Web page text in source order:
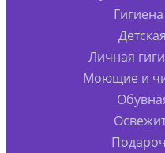
Личная
Моющие и